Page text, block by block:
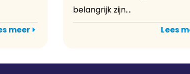
meer
belangrijk zijn....
Lees